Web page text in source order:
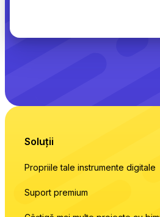
Soluții
Propriile tale instrumente digitale
Suport premium